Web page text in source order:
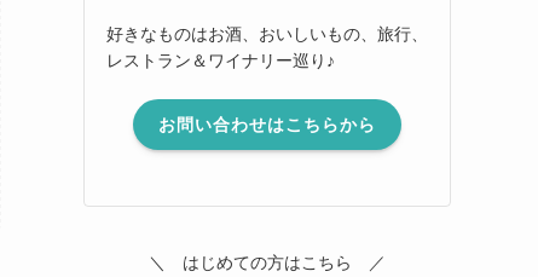
好きなものはお酒、おいしいもの、旅行、
レストラン＆ワイナリー巡り♪
お問い合わせはこちらから
＼ はじめての方はこちら ／